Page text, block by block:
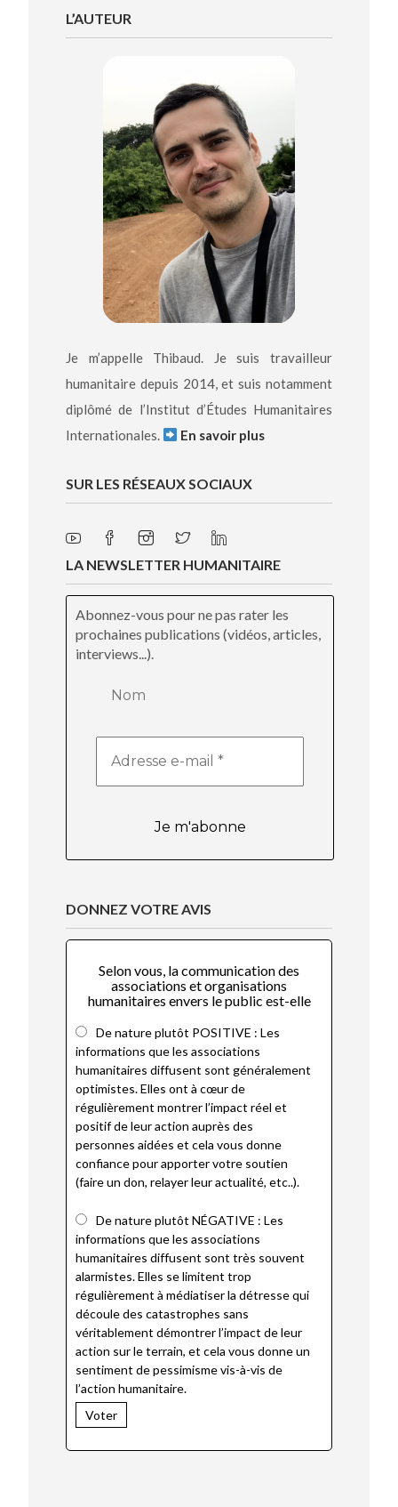
L’AUTEUR
Je m’appelle Thibaud. Je suis travailleur
humanitaire depuis 2014, et suis notamment
diplômé de l’Institut d’Études Humanitaires
Internationales.
En savoir plus
SUR LES RÉSEAUX SOCIAUX
LA NEWSLETTER HUMANITAIRE
Abonnez-vous pour ne pas rater les
prochaines publications (vidéos, articles,
interviews...).
e-
DONNEZ VOTRE AVIS
Selon vous, la communication des
associations et organisations
humanitaires envers le public est-elle
De nature plutôt POSITIVE : Les
informations que les associations
humanitaires diffusent sont généralement
optimistes. Elles ont à cœur de
régulièrement montrer l’impact réel et
positif de leur action auprès des
personnes aidées et cela vous donne
confiance pour apporter votre soutien
(faire un don, relayer leur actualité, etc..).
De nature plutôt NÉGATIVE : Les
informations que les associations
humanitaires diffusent sont très souvent
alarmistes. Elles se limitent trop
régulièrement à médiatiser la détresse qui
découle des catastrophes sans
véritablement démontrer l’impact de leur
action sur le terrain, et cela vous donne un
sentiment de pessimisme vis-à-vis de
l’action humanitaire.
Voter